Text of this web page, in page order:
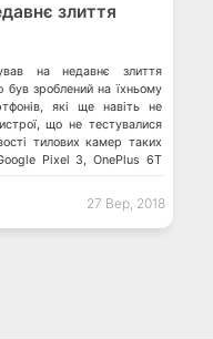
злиття
на недавнє злиття
був зроблений на їхньому
які ще навіть не
що не тестувалися
тилових камер таких
Pixel 3, OnePlus 6T
27 Вер, 2018